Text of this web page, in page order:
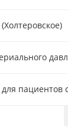
пациентов